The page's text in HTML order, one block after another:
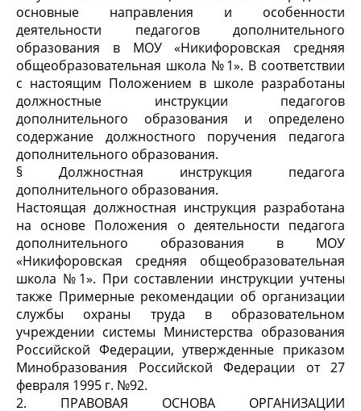
основные направления и особенности
деятельности педагогов дополнительного
образования в МОУ «Никифоровская средняя
общеобразовательная школа №1». В соответствии
с настоящим Положением в школе разработаны
должностные инструкции педагогов
дополнительного образования и определено
содержание должностного поручения педагога
дополнительного образования.
§ Должностная инструкция педагога
дополнительного образования.
Настоящая должностная инструкция разработана
на основе Положения о деятельности педагога
дополнительного образования в МОУ
«Никифоровская средняя общеобразовательная
школа №1». При составлении инструкции учтены
также Примерные рекомендации об организации
службы охраны труда в образовательном
учреждении системы Министерства образования
Российской Федерации, утвержденные приказом
Минобразования Российской Федерации от 27
февраля 1995 г. №92.
2. ПРАВОВАЯ ОСНОВА ОРГАНИЗАЦИИ